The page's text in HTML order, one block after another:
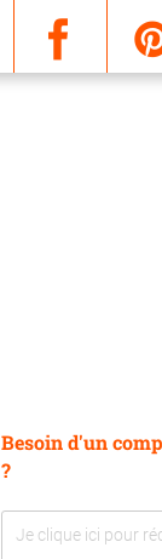
Besoin d'un
?